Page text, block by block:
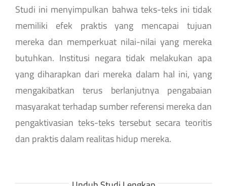
Studi ini menyimpulkan bahwa teks-teks ini tidak
memiliki efek praktis yang mencapai tujuan
mereka dan memperkuat nilai-nilai yang mereka
butuhkan. Institusi negara tidak melakukan apa
yang diharapkan dari mereka dalam hal ini, yang
mengakibatkan terus berlanjutnya pengabaian
masyarakat terhadap sumber referensi mereka dan
pengaktivasian teks-teks tersebut secara teoritis
dan praktis dalam realitas hidup mereka.